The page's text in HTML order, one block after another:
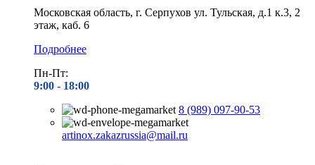
Московская область, г. Серпухов ул. Тульская, д.1 к.3, 2
этаж, каб. 6
Подробнее
Пн-Пт:
9:00 - 18:00
8 (989) 097-90-53
artinox.zakazrussia@mail.ru